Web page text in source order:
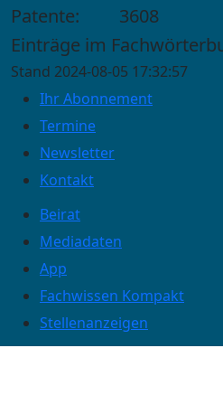
Patente:
3608
Einträge im
Stand 2024-08-05 17:32:57
Ihr Abonnement
Termine
Newsletter
Kontakt
Beirat
Mediadaten
App
Fachwissen Kompakt
Stellenanzeigen